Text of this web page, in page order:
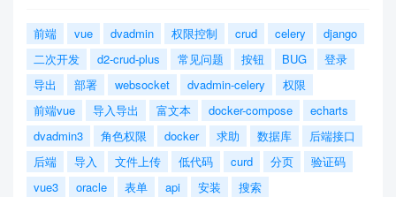
前端 vue dvadmin 权限控制 crud celery
django
二次开发
d2-crud-plus 常见问题 按钮 BUG
登录
导出
部署 websocket dvadmin-celery
权限
前端vue
导入导出 富文本 docker-compose
echarts
dvadmin3
角色权限 docker 求助 数据库
后端接口
后端
导入 文件上传 低代码 curd 分页
验证码
vue3
oracle 表单 api 安装
搜索